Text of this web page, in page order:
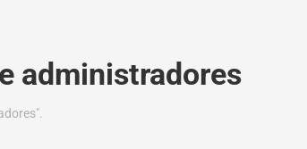
administradores